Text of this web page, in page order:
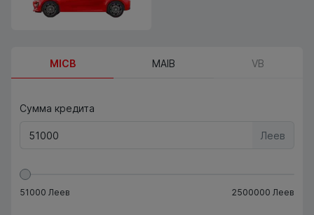
MICB MAIB VB
Сумма кредита
Леев
51000 Леев 2500000 Леев